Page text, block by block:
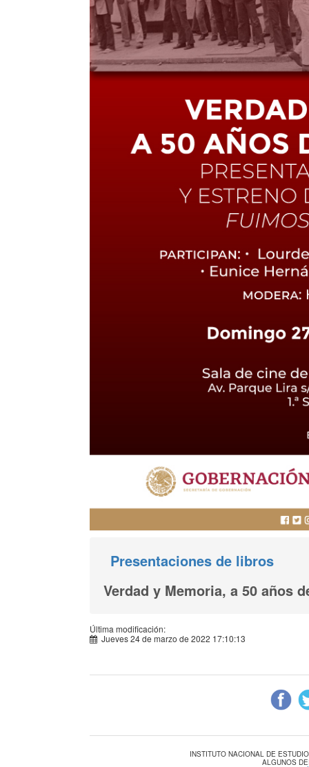
Presentaciones de libros
Verdad y Memoria, a 50 años
Última modificación:
Jueves 24 de marzo de 2022 17:10:13
INSTITUTO NACIONAL DE
ALGUNOS